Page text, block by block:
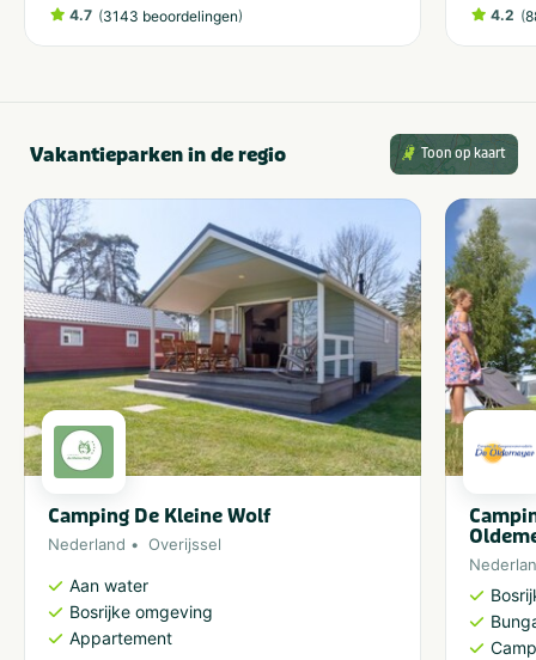
4.7 (3143 beoordelingen) 4.2 (
Vakantieparken in de regio Toon op kaart
Camping De Kleine Wolf
Nederland Overijssel
Aan water
Bosrijke omgeving
Appartement